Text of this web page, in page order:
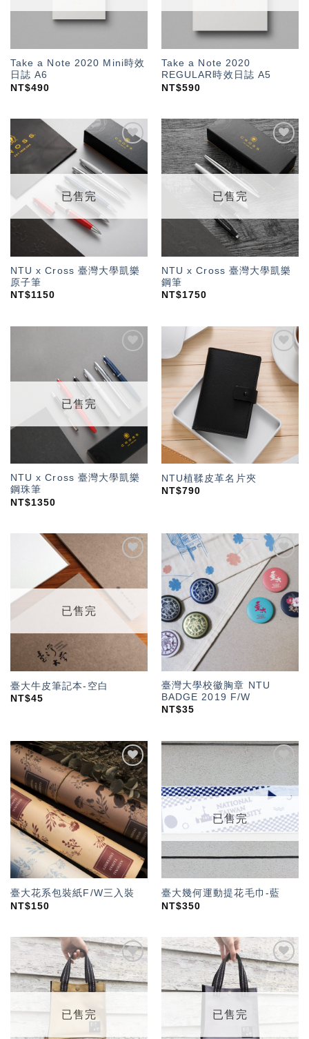
Take a Note 2020 Mini時效
日誌 A6
NT$490
Take a Note 2020
REGULAR時效日誌 A5
NT$590
加入
「願
望輕
已售完
NTU x Cross 臺灣大學凱樂
原子筆
NT$1150
加入
「願
望輕
已售完
NTU x Cross 臺灣大學凱樂
鋼筆
NT$1750
望輕
已售完
NTU x Cross 臺灣大學凱樂
鋼珠筆
NT$1350
加入
「願
望輕
單」
NTU植鞣皮革名片夾
NT$790
望輕
已售完
臺大牛皮筆記本-空白
NT$45
加入
「願
望輕
單」
臺灣大學校徽胸章 NTU
BADGE 2019 F/W
NT$35
加入
「願
望輕
單」
臺大花系包裝紙F/W三入裝
NT$150
加入
「願
望輕
已售完
臺大幾何運動提花毛巾-藍
NT$350
加入
「願
望輕
已售完
加入
「願
望輕
已售完